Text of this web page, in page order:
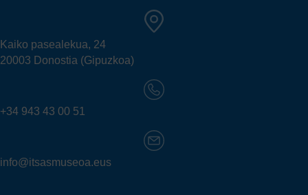
Kaiko pasealekua, 24
20003 Donostia (Gipuzkoa)
+34 943 43 00 51
info@itsasmuseoa.eus